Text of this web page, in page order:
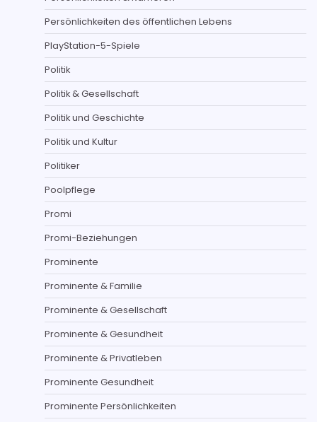
Persönlichkeiten des öffentlichen Lebens
PlayStation-5-Spiele
Politik
Politik & Gesellschaft
Politik und Geschichte
Politik und Kultur
Politiker
Poolpflege
Promi
Promi-Beziehungen
Prominente
Prominente & Familie
Prominente & Gesellschaft
Prominente & Gesundheit
Prominente & Privatleben
Prominente Gesundheit
Prominente Persönlichkeiten